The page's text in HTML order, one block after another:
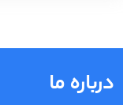
درباره ما